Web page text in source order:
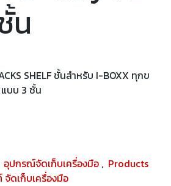
น
SHELF ชั้นสำหรับ I-BOXX ทุกข
บบ 3 ชั้น
อุปกรณ์จัดเก็บเครื่องมือ , Products
ดเก็บเครื่องมือ